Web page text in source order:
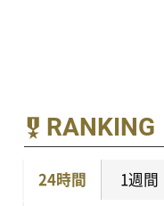
RANKING
24時間 1週間